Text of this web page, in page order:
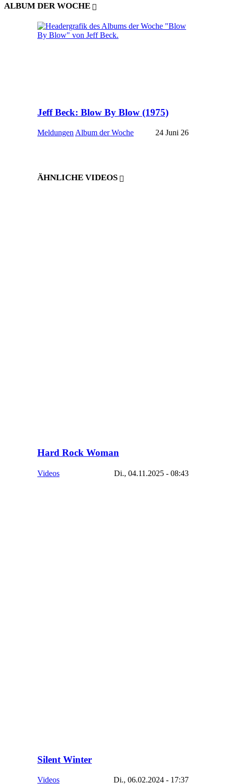
ALBUM DER WOCHE
Jeff Beck: Blow By Blow (1975)
Meldungen Album der Woche 24 Juni 26
ÄHNLICHE VIDEOS
Hard Rock Woman
Videos Di., 04.11.2025 - 08:43
Silent Winter
Videos Di., 06.02.2024 - 17:37